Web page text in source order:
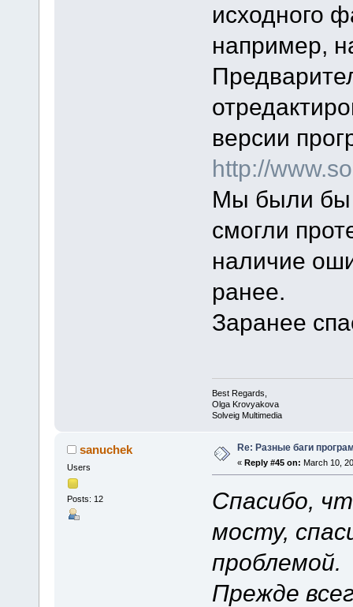
исходного
например,
версии
http://
Мы были бы
смогли
наличие
ранее.
Заранее
Best Regards,
Olga Krovyakova
Solveig Multimedia
sanuchek
Users
Posts: 12
Re: Разные баги
« Reply #45 on: March 10,
Спасибо,
мосту,
проблемой.
Прежде